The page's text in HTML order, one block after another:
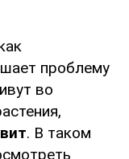
проблему
во
. В таком